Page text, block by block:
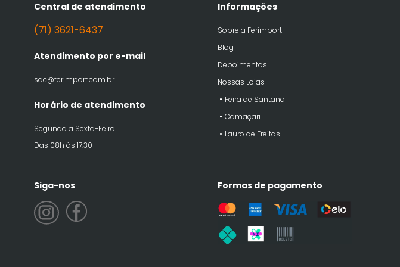
Central de atendimento
(71) 3621-6437
Atendimento por e-mail
sac@ferimport.com.br
Horário de atendimento
Segunda a Sexta-Feira
Das 08h às 17:30
Informações
Sobre a Ferimport
Blog
Depoimentos
Nossas Lojas
Feira de Santana
Camaçari
Lauro de Freitas
Siga-nos Formas de pagamento